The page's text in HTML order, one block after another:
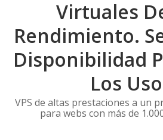
Virtuales
Rendimiento.
Disponibilidad
Los
VPS de altas prestaciones a un
para webs con más de